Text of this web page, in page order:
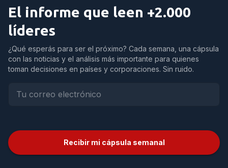
El informe que leen +2.000
líderes
¿Qué esperás para ser el próximo? Cada semana, una cápsula
con las noticias y el análisis más importante para quienes
toman decisiones en países y corporaciones. Sin ruido.
Recibir mi cápsula semanal